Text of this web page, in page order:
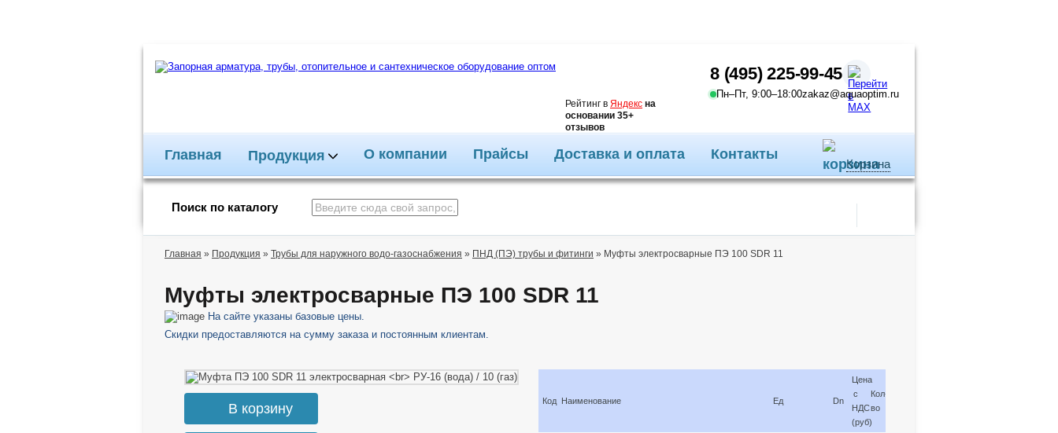
8 (495) 225-99-45
Пн–Пт, 9:00–18:00zakaz@aquaoptim.ru
Рейтинг в Яндекс на
основании 35+
отзывов
Главная Продукция О компании Прайсы Доставка и оплата Контакты
Корзина
Поиск по каталогу
Главная » Продукция » Трубы для наружного водо-газоснабжения » ПНД (ПЭ) трубы и фитинги » Муфты электросварные ПЭ 100 SDR 11
Муфты электросварные ПЭ 100 SDR 11
На сайте указаны базовые цены.
Скидки предоставляются на сумму заказа и постоянным клиентам.
Код Наименование Ед Dn
Цена
с
НДС
(руб)
Кол-
во